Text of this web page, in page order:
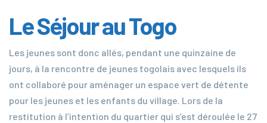
Le Séjour au Togo
Les jeunes sont donc allés, pendant une quinzaine de
jours, à la rencontre de jeunes togolais avec lesquels ils
ont collaboré pour aménager un espace vert de détente
pour les jeunes et les enfants du village. Lors de la
restitution à l’intention du quartier qui s’est déroulée le 27